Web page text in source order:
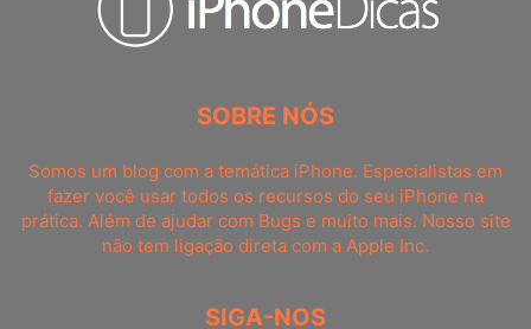
SOBRE NÓS
Somos um blog com a temática iPhone. Especialistas em
fazer você usar todos os recursos do seu iPhone na
prática. Além de ajudar com Bugs e muito mais. Nosso site
não tem ligação direta com a Apple Inc.
SIGA-NOS